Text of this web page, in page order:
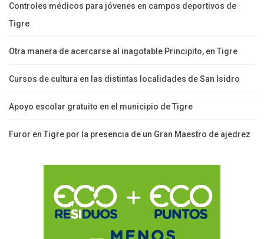
Controles médicos para jóvenes en campos deportivos de
Tigre
Otra manera de acercarse al inagotable Principito, en Tigre
Cursos de cultura en las distintas localidades de San Isidro
Apoyo escolar gratuito en el municipio de Tigre
Furor en Tigre por la presencia de un Gran Maestro de ajedrez